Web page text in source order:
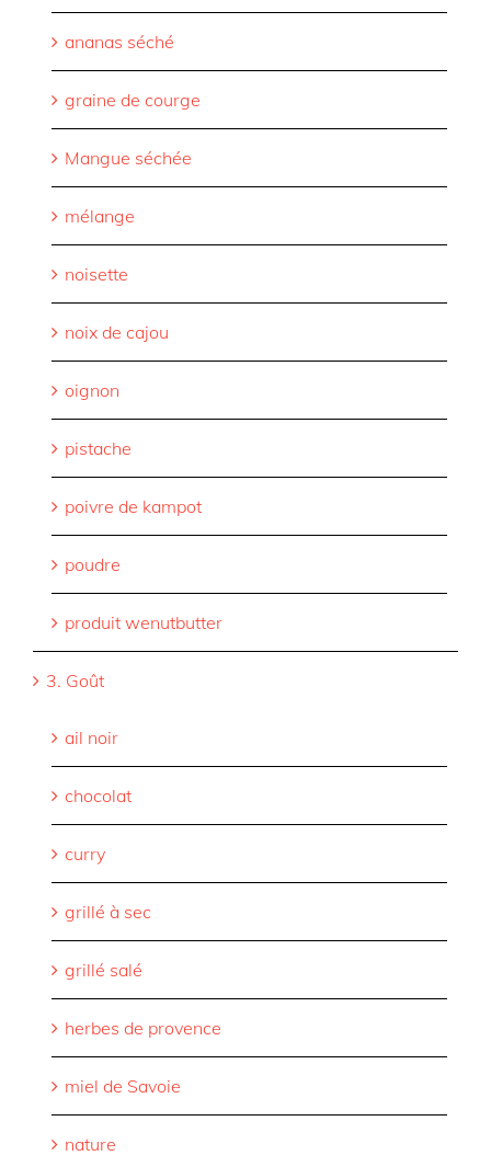
ananas séché
graine de courge
Mangue séchée
mélange
noisette
noix de cajou
oignon
pistache
poivre de kampot
poudre
produit wenutbutter
3. Goût
ail noir
chocolat
curry
grillé à sec
grillé salé
herbes de provence
miel de Savoie
nature